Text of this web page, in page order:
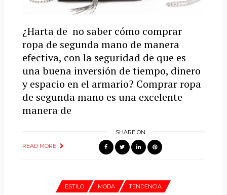
¿Harta de no saber cómo comprar
ropa de segunda mano de manera
efectiva, con la seguridad de que es
una buena inversión de tiempo, dinero
y espacio en el armario? Comprar ropa
de segunda mano es una excelente
manera de
READ MORE
SHARE ON
ESTILO MODA TENDENCIA